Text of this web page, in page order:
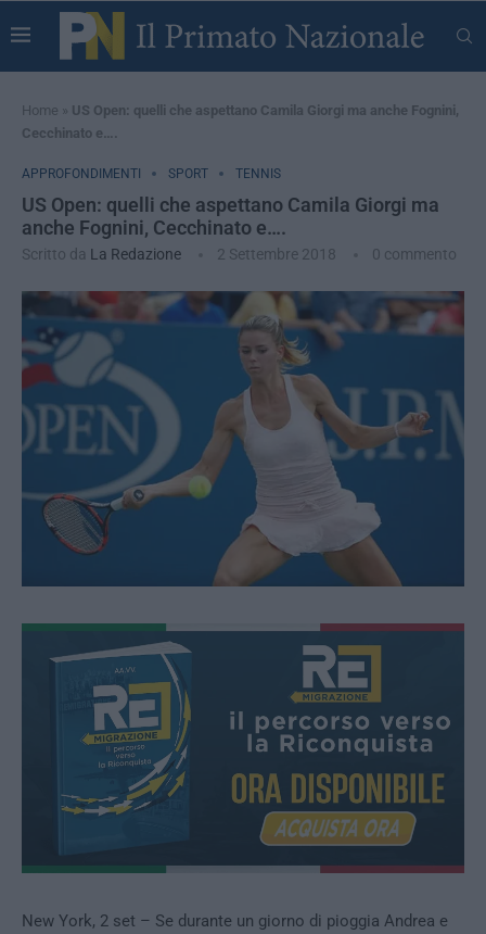
Home » US Open: quelli che aspettano Camila Giorgi ma anche Fognini,
Cecchinato e….
APPROFONDIMENTI SPORT TENNIS
US Open: quelli che aspettano Camila Giorgi ma
anche Fognini, Cecchinato e….
Scritto da La Redazione 2 Settembre 2018 0 commento
New York, 2 set – Se durante un giorno di pioggia Andrea e